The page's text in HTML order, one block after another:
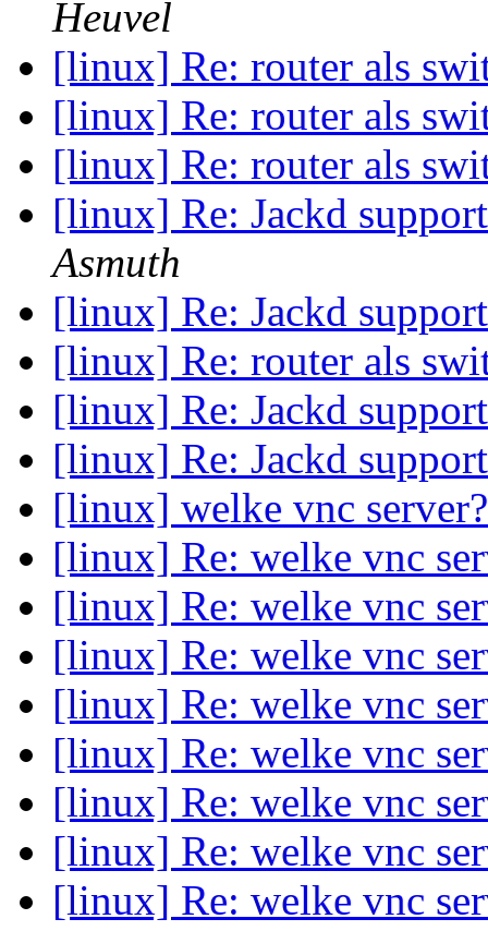
Heuvel
[linux] Re: router als
[linux] Re: router als
[linux] Re: router als
[linux] Re: Jackd
Asmuth
[linux] Re: Jackd
[linux] Re: router als
[linux] Re: Jackd
[linux] Re: Jackd
[linux] welke vnc
[linux] Re: welke vnc
[linux] Re: welke vnc
[linux] Re: welke vnc
[linux] Re: welke vnc
[linux] Re: welke vnc
[linux] Re: welke vnc
[linux] Re: welke vnc
[linux] Re: welke vnc